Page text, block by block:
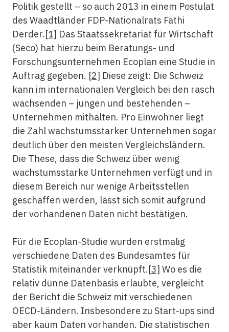
Politik gestellt – so auch 2013 in einem Postulat
des Waadtländer FDP-Nationalrats Fathi
Derder.[1] Das Staatssekretariat für Wirtschaft
(Seco) hat hierzu beim Beratungs- und
Forschungsunternehmen Ecoplan eine Studie in
Auftrag gegeben. [2] Diese zeigt: Die Schweiz
kann im internationalen Vergleich bei den rasch
wachsenden – jungen und bestehenden –
Unternehmen mithalten. Pro Einwohner liegt
die Zahl wachstumsstarker Unternehmen sogar
deutlich über den meisten Vergleichsländern.
Die These, dass die Schweiz über wenig
wachstumsstarke Unternehmen verfügt und in
diesem Bereich nur wenige Arbeitsstellen
geschaffen werden, lässt sich somit aufgrund
der vorhandenen Daten nicht bestätigen.
Für die Ecoplan-Studie wurden erstmalig
verschiedene Daten des Bundesamtes für
Statistik miteinander verknüpft.[3] Wo es die
relativ dünne Datenbasis erlaubte, vergleicht
der Bericht die Schweiz mit verschiedenen
OECD-Ländern. Insbesondere zu Start-ups sind
aber kaum Daten vorhanden. Die statistischen